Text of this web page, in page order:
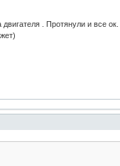
. Протянули и все ок.